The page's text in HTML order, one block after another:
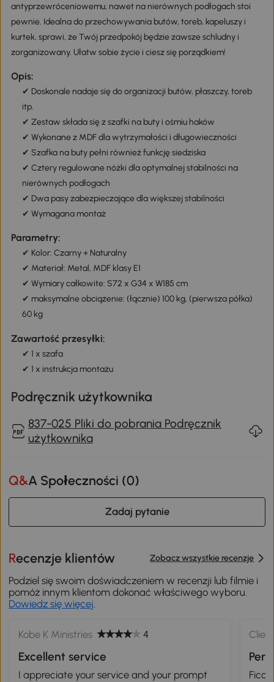
antyprzewróceniowemu, nawet na nierównych podłogach stoi
pewnie. Idealna do przechowywania butów, toreb, kapeluszy i
kurtek, sprawi, że Twój przedpokój będzie zawsze schludny i
zorganizowany. Ułatw sobie życie i ciesz się porządkiem!
Opis:
✔ Doskonale nadaje się do organizacji butów, płaszczy, toreb
itp.
✔ Zestaw składa się z szafki na buty i ośmiu haków
✔ Wykonane z MDF dla wytrzymałości i długowieczności
✔ Szafka na buty pełni również funkcję siedziska
✔ Cztery regulowane nóżki dla optymalnej stabilności na
nierównych podłogach
✔ Dwa pasy zabezpieczające dla większej stabilności
✔ Wymagana montaż
Parametry:
✔ Kolor: Czarny + Naturalny
✔ Materiał: Metal, MDF klasy E1
✔ Wymiary całkowite: S72 x G34 x W185 cm
✔ maksymalne obciążenie: (łącznie) 100 kg, (pierwsza półka)
60 kg
Zawartość przesyłki:
✔ 1 x szafa
✔ 1 x instrukcja montażu
Podręcznik użytkownika
837-025 Pliki do pobrania Podręcznik
użytkownika
Q&A Społeczności (0)
Zadaj pytanie
Recenzje klientów Zobacz wszystkie recenzje
Podziel się swoim doświadczeniem w recenzji lub filmie i
pomóż innym klientom dokonać właściwego wyboru.
Dowiedz się więcej.
Kobe K Ministries 4
Excellent service
I appreciate your service and your prompt